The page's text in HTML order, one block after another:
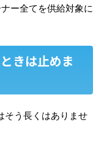
ー全てを供給対象に
きは止めま
そう長くはありませ